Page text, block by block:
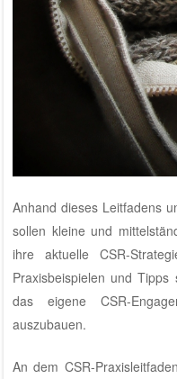
Anhand dieses Leitfadens
sollen kleine und
ihre aktuelle CSR-
Praxisbeispielen und
das eigene CSR-
auszubauen.
An dem CSR-